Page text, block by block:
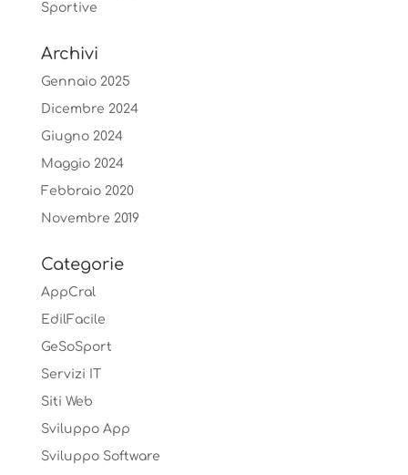
Sportive
Archivi
Gennaio 2025
Dicembre 2024
Giugno 2024
Maggio 2024
Febbraio 2020
Novembre 2019
Categorie
AppCral
EdilFacile
GeSoSport
Servizi IT
Siti Web
Sviluppo App
Sviluppo Software